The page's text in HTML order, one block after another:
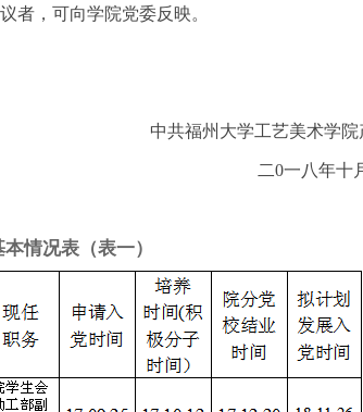
者，可向学院党委反映。
中共福州大学工艺美术学
二0一八年十
情况表（表一）